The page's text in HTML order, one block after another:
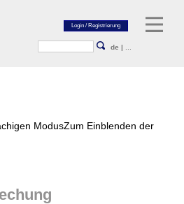
de |
ModusZum Einblenden der